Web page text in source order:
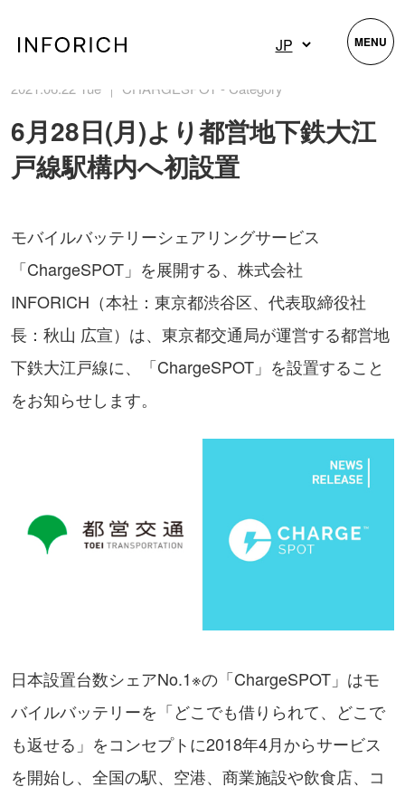
2021.06.22 Tue ｜ CHARGESPOT - Category
6月28日(月)より都営地下鉄大江
戸線駅構内へ初設置
モバイルバッテリーシェアリングサービス
「ChargeSPOT」を展開する、株式会社
INFORICH（本社：東京都渋谷区、代表取締役社
長：秋山 広宣）は、東京都交通局が運営する都営地
下鉄大江戸線に、「ChargeSPOT」を設置すること
をお知らせします。
日本設置台数シェアNo.1※の「ChargeSPOT」はモ
バイルバッテリーを「どこでも借りられて、どこで
も返せる」をコンセプトに2018年4月からサービス
を開始し、全国の駅、空港、商業施設や飲食店、コ
MENU